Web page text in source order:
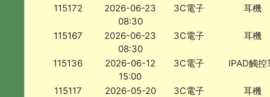
115172
2026-06-23
08:30
3C電子 耳機
115167
2026-06-23
08:30
3C電子 耳機
115136
2026-06-12
15:00
3C電子 IPAD觸控
115117
2026-05-20
3C電子 耳機